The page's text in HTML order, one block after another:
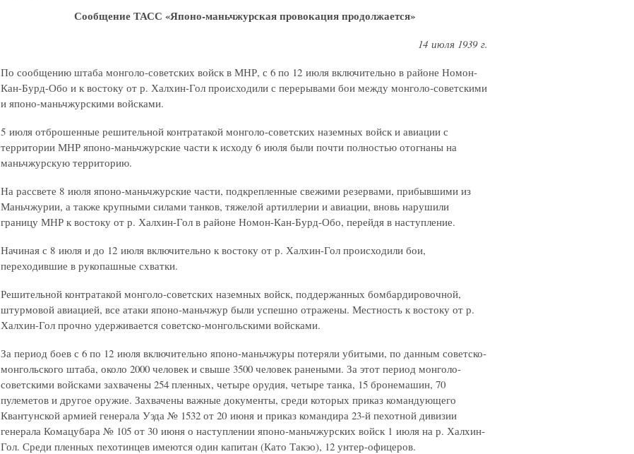
Сообщение ТАСС «Японо-маньчжурская провокация продолжается»
14 июля 1939 г.
По сообщению штаба монголо-советских войск в МНР, с 6 по 12 июля включительно в районе Номон-
Кан-Бурд-Обо и к востоку от р. Халхин-Гол происходили с перерывами бои между монголо-советскими
и японо-маньчжурскими войсками.
5 июля отброшенные решительной контратакой монголо-советских наземных войск и авиации с
территории МНР японо-маньчжурские части к исходу 6 июля были почти полностью отогнаны на
маньчжурскую территорию.
На рассвете 8 июля японо-маньчжурские части, подкрепленные свежими резервами, прибывшими из
Маньчжурии, а также крупными силами танков, тяжелой артиллерии и авиации, вновь нарушили
границу МНР к востоку от р. Халхин-Гол в районе Номон-Кан-Бурд-Обо, перейдя в наступление.
Начиная с 8 июля и до 12 июля включительно к востоку от р. Халхин-Гол происходили бои,
переходившие в рукопашные схватки.
Решительной контратакой монголо-советских наземных войск, поддержанных бомбардировочной,
штурмовой авиацией, все атаки японо-маньчжур были успешно отражены. Местность к востоку от р.
Халхин-Гол прочно удерживается советско-монгольскими войсками.
За период боев с 6 по 12 июля включительно японо-маньчжуры потеряли убитыми, по данным советско-
монгольского штаба, около 2000 человек и свыше 3500 человек ранеными. За этот период монголо-
советскими войсками захвачены 254 пленных, четыре орудия, четыре танка, 15 бронемашин, 70
пулеметов и другое оружие. Захвачены важные документы, среди которых приказ командующего
Квантунской армией генерала Уэда № 1532 от 20 июня и приказ командира 23-й пехотной дивизии
генерала Комацубара № 105 от 30 июня о наступлении японо-маньчжурских войск 1 июля на р. Халхин-
Гол. Среди пленных пехотинцев имеются один капитан (Като Такэо), 12 унтер-офицеров.